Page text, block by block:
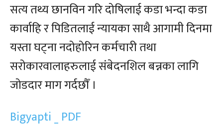
सत्य तथ्य छानविन गरि दोषिलाई कडा भन्दा कडा
कार्वाहि र पिडितलाई न्यायका साथै आगामी दिनमा
यस्ता घट्ना नदोहोरिन कर्मचारी तथा
सरोकारवालाहरुलाई संबेदनशिल बन्नका लागि
जोडदार माग गर्दछौँ ।
Bigyapti _ PDF